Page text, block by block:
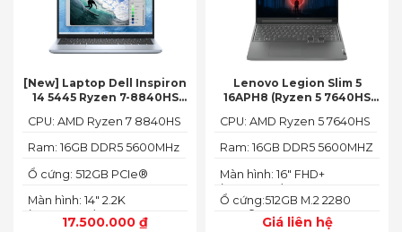
[New] Laptop Dell Inspiron
14 5445 Ryzen 7-8840HS
Radeon 780M Màn 14inch
17.500.000 ₫
Màn hình: 14" 2.2K
(2240X1400)
Ổ cứng: 512GB PCIe®
Ram: 16GB DDR5 5600MHz
CPU: AMD Ryzen 7 8840HS
Lenovo Legion Slim 5
16APH8 (Ryzen 5 7640HS
4060 16″ FHD+ 144Hz)
Giá liên hệ
Ổ cứng:512GB M.2 2280
PCIe® 4.0 x4 SSD
Màn hình: 16" FHD+
(1920x1200) IPS
Ram: 16GB DDR5 5600MHZ
CPU: AMD Ryzen 5 7640HS